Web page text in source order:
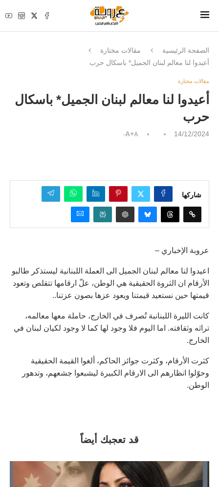
الصفحة الرئيسية
مقالات مختارة
أعيدوا لنا معالم لبنان الجميل* باسكال حرب
مقالات مختارة
أعيدوا لنا معالم لبنان الجميل* باسكال
حرب
14/12/2024
A+A-
شاركها
عروبة الإخباري –
اعيدوا لنا معالم لبنان الجميل الى العملة اللبنانية ليستذكر طالبو
الأرقام ان الثروة الحقيقية هي الوطن، علّ ارقامها تتقلص وتعود
قيمتها حين نستعيد قيمتنا ويعود عزها بصون عزتنا..
كانت الليرة اللبنانبة تُصرف في الخارج، حاملة معها معالمه،
تراثه وثقافته. اما اليوم فلا وجود لها كما لا وجود لكيان لبنان في
الخارج.
كثرت الأرقام، وكثرت جوائز الحاكم، ألغوا القيمة الحقيقية
وحوّلوا انظارهم الى الارقام الكبيرة ليشبعوا جشعهم، وتدهور
الوطن.
قد تعجبك أيضاً